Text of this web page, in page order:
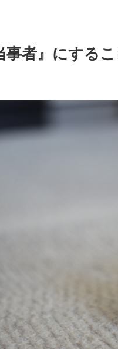
事者』にする